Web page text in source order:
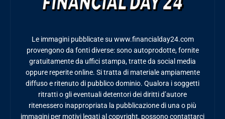
Le immagini pubblicate su www.financialday24.com
provengono da fonti diverse: sono autoprodotte, fornite
gratuitamente da uffici stampa, tratte da social media
oppure reperite online. Si tratta di materiale ampiamente
diffuso e ritenuto di pubblico dominio. Qualora i soggetti
ritratti o gli eventuali detentori dei diritti d’autore
ritenessero inappropriata la pubblicazione di una o più
immagini per motivi legati al copyright, possono contattarci